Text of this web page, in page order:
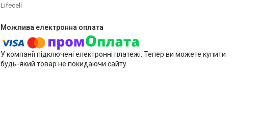
Lifecell
У компанії підключені електронні платежі. Тепер ви можете купити
будь-який товар не покидаючи сайту.